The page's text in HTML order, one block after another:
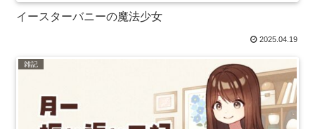
イースターバニーの魔法少女
2025.04.19
雑記